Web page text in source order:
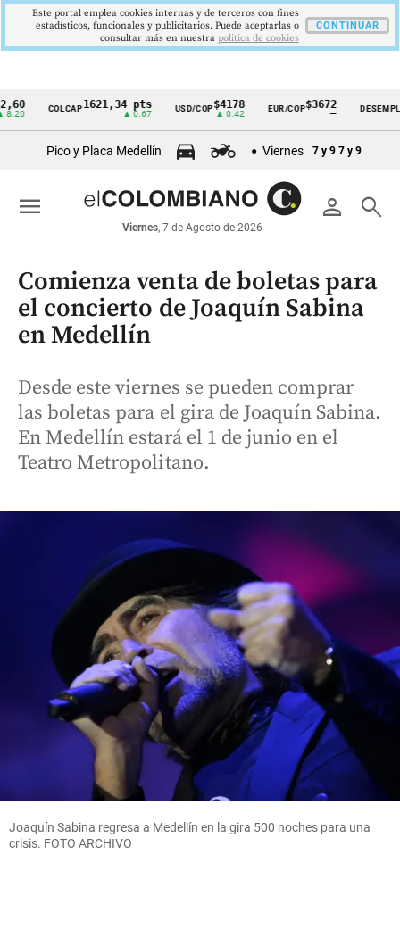
Cintillo
económicos
Colombia
COLCAP1621,34 pts USD/COP$4178
▲ 0.42
EUR/COP$3672
—
DESEMPLEO
▼
Pico y Placa Medellín Viernes 7 y 9 7 y 9
person search
Viernes, 7 de Agosto de 2026
menu
Comienza venta de boletas para
el concierto de Joaquín Sabina
en Medellín
Desde este viernes se pueden comprar
las boletas para el gira de Joaquín Sabina.
En Medellín estará el 1 de junio en el
Teatro Metropolitano.
Joaquín Sabina regresa a Medellín en la gira 500 noches para una
crisis. FOTO ARCHIVO
Este portal emplea cookies internas y de terceros con fines
estadísticos, funcionales y publicitarios. Puede aceptarlas o
consultar más en nuestra politica de cookies
CONTINUAR